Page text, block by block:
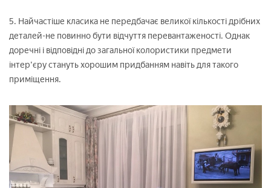
5. Найчастіше класика не передбачає великої кількості дрібних
деталей-не повинно бути відчуття перевантаженості. Однак
доречні і відповідні до загальної колористики предмети
інтер'єру стануть хорошим придбанням навіть для такого
приміщення.